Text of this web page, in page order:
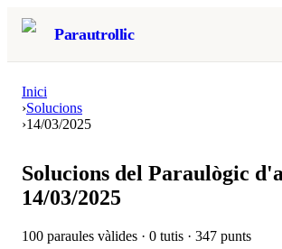
Parautrollic
Inici
›Solucions
›14/03/2025
Solucions del Paraulògic
14/03/2025
100 paraules vàlides · 0 tutis · 347 punts